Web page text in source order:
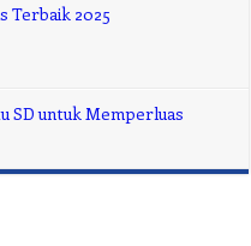
Terbaik 2025
SD untuk Memperluas